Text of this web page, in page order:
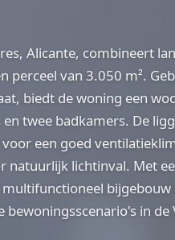
Alicante, combineert
perceel van 3.050 m².
biedt de woning een
twee badkamers. De
een goed
natuurlijk lichtinval. Met
bijgebouw
in de